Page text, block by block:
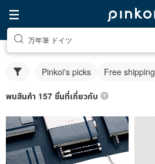
万年筆 ドイツ
Pinkoi's picks Free shipping
พบสินค้า 157 ชิ้นที่เกี่ยวกับ